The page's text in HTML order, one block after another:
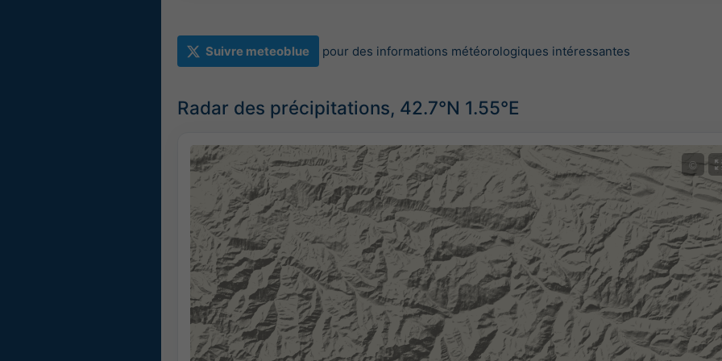
Suivre meteoblue pour des informations météorologiques intéressantes
Radar des précipitations, 42.7°N 1.55°E
©